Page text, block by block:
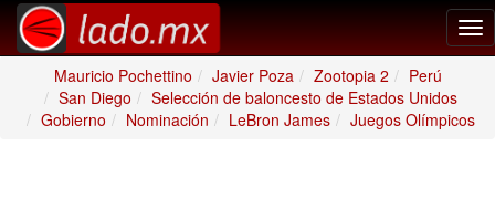
Mauricio Pochettino
Javier Poza Zootopia 2
Perú
San Diego
Selección de baloncesto de Estados Unidos
Gobierno
Nominación LeBron James Juegos Olímpicos